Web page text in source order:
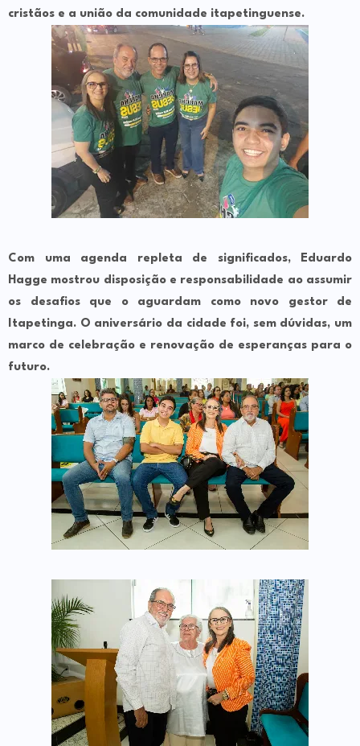
cristãos e a união da comunidade itapetinguense.
Com uma agenda repleta de significados, Eduardo
Hagge mostrou disposição e responsabilidade ao assumir
os desafios que o aguardam como novo gestor de
Itapetinga. O aniversário da cidade foi, sem dúvidas, um
marco de celebração e renovação de esperanças para o
futuro.